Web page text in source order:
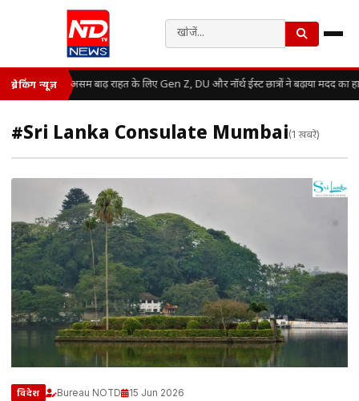
ब्रेकिंग न्यूज़ असम बाढ़ राहत के लिए Gen Z, DU और नॉर्थ ईस्ट छात्रों ने बढ़ाया मदद का
#Sri Lanka Consulate Mumbai(1 खबरें)
विदेश Bureau NOTD 15 Jun 2026